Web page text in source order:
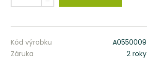
Kód výrobku
A0550009
Záruka
2 roky